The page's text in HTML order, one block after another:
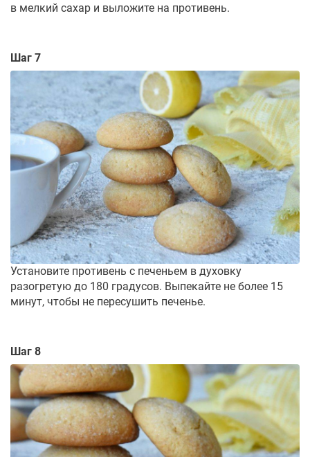
в мелкий сахар и выложите на противень.
Шаг 7
Установите противень с печеньем в духовку
разогретую до 180 градусов. Выпекайте не более 15
минут, чтобы не пересушить печенье.
Шаг 8